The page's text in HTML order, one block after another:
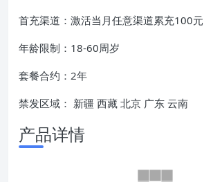
首充渠道：激活当月任意渠道累充100元
年龄限制：18-60周岁
套餐合约：2年
禁发区域： 新疆 西藏 北京 广东 云南
产品详情